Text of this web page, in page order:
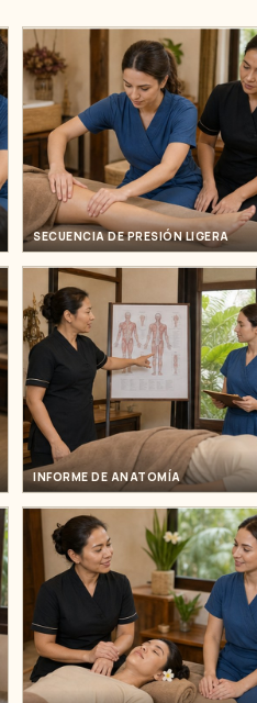
SECUENCIA DE PRESIÓN LIGERA
INFORME DE ANATOMÍA